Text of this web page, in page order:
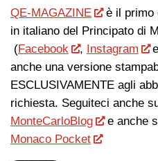
QE-MAGAZINE
è il primo
in italiano del Principato di
(Facebook , Instagram
anche una versione
ESCLUSIVAMENTE agli
richiesta. Seguiteci anche
MonteCarloBlog
e anche
Monaco Pocket